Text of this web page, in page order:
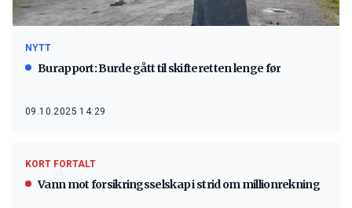
NYTT
Burapport: Burde gått til skifteretten lenge før
09.10.2025 14:29
KORT FORTALT
Vann mot forsikringsselskap i strid om millionrekning